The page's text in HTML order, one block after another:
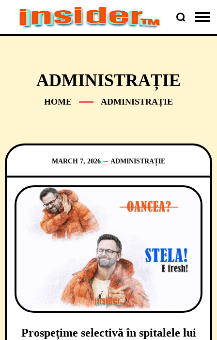
ADMINISTRAȚIE
HOME ADMINISTRAȚIE
MARCH 7, 2026 ADMINISTRAȚIE
Prospețime selectivă în spitalele lui